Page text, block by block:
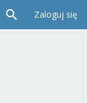
Zaloguj się